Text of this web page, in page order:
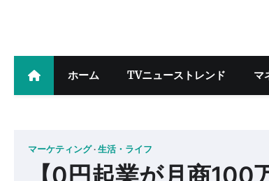
ホーム TVニューストレンド マ
マーケティング 生活・ライフ
【0円起業が月商100